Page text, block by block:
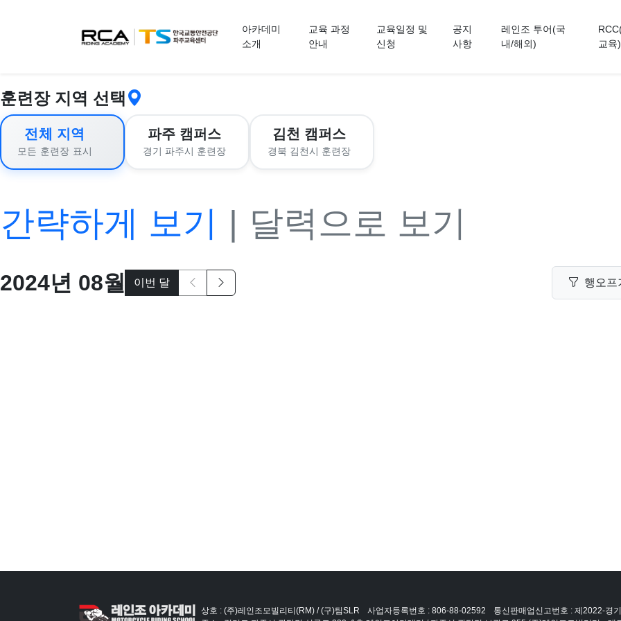
아카데미
소개
교육 과정
안내
교육일정 및
신청
공지
사항
레인조 투어(국
내/해외)
교육)
훈련장 지역 선택
전체 지역
모든 훈련장 표시
파주 캠퍼스
경기 파주시 훈련장
김천 캠퍼스
경북 김천시 훈련장
간략하게 보기 | 달력으로 보기
2024년 08월 이번 달 행오프
상호 : (주)레인조모빌리티(RM) / (구)팀SLR 사업자등록번호 : 806-88-02592 통신판매업신고번호 : 제2022-경